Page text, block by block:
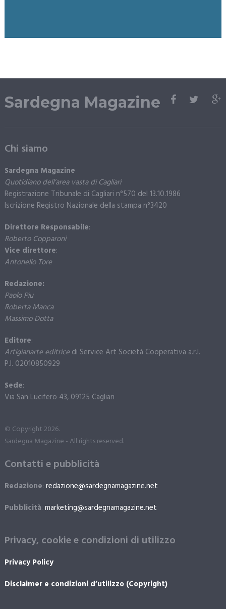
Sardegna Magazine
Chi siamo
Sardegna Magazine
Quotidiano dell’area vasta di Cagliari
Registrazione Tribunale di Cagliari n°570 del 13.10.1986
Iscrizione Registro Nazionale della stampa n°3420
Direttore Responsabile:
Roberto Copparoni
Vice direttore:
Antonello Tore
Redazione:
Paolo Piu
Roberta Manca
Massimo Dotta
Editore:
Artigianarte editricedi Service Art Società Cooperativa a.r.l.
P.I. 02010850929
Sede:
Via San Lucifero 43, 09125 Cagliari
© Copyright 2026.
Sardegna Magazine - All rights reserved.
Contatti e pubblicità
Redazione: redazione@sardegnamagazine.net
Pubblicità: marketing@sardegnamagazine.net
Privacy, cookie e condizioni di utilizzo
Privacy Policy
Disclaimer e condizioni d’utilizzo (Copyright)